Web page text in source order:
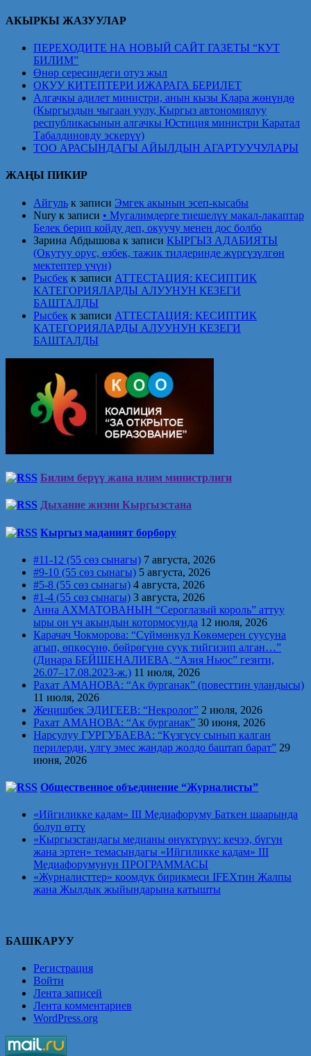
АКЫРКЫ ЖАЗУУЛАР
ПЕРЕХОДИТЕ НА НОВЫЙ САЙТ ГАЗЕТЫ “КУТ
БИЛИМ”
Өнөр сересиндеги отуз жыл
ОКУУ КИТЕПТЕРИ ИЖАРАГА БЕРИЛЕТ
Алгачкы адилет министри, анын кызы Клара жөнүндө
(Кыргыздын чыгаан уулу, Кыргыз автономиялуу
республикасынын алгачкы Юстиция министри Каратал
Табалдиновду эскерүү)
ТОО АРАСЫНДАГЫ АЙЫЛДЫН АГАРТУУЧУЛАРЫ
ЖАҢЫ ПИКИР
Айгуль к записи Эмгек акынын эсеп-кысабы
Nury к записи • Мугалимдерге тиешелүү макал-лакаптар
Белек берип койду деп, окуучу менен дос болбо
Зарина Абдышова к записи КЫРГЫЗ АДАБИЯТЫ
(Окутуу орус, өзбек, тажик тилдеринде жүргүзүлгөн
мектептер үчүн)
Рысбек к записи АТТЕСТАЦИЯ: КЕСИПТИК
КАТЕГОРИЯЛАРДЫ АЛУУНУН КЕЗЕГИ
БАШТАЛДЫ
Рысбек к записи АТТЕСТАЦИЯ: КЕСИПТИК
КАТЕГОРИЯЛАРДЫ АЛУУНУН КЕЗЕГИ
БАШТАЛДЫ
Билим берүү жана илим министрлиги
Дыхание жизни Кыргызстана
Кыргыз маданият борбору
#11-12 (55 сөз сынагы) 7 августа, 2026
#9-10 (55 сөз сынагы) 5 августа, 2026
#5-8 (55 сөз сынагы) 4 августа, 2026
#1-4 (55 сөз сынагы) 3 августа, 2026
Анна АХМАТОВАНЫН “Сероглазый король” аттуу
ыры он үч акындын котормосунда 12 июля, 2026
Карачач Чокморова: “Сүймөнкул Көкөмерен суусуна
агып, өпкөсүнө, бөйрөгүнө суук тийгизип алган…”
(Динара БЕЙШЕНАЛИЕВА, “Азия Ньюс” гезити,
26.07–17.08.2023-ж.) 11 июля, 2026
Рахат АМАНОВА: “Ак бурганак” (повесттин уландысы)
11 июля, 2026
Жеңишбек ЭДИГЕЕВ: “Некролог” 2 июля, 2026
Рахат АМАНОВА: “Ак бурганак” 30 июня, 2026
Нарсулуу ГУРГУБАЕВА: “Күзгүсү сынып калган
перилерди, үлгү эмес жандар жолдо баштап барат” 29
июня, 2026
Общественное объединение “Журналисты”
«Ийгиликке кадам» III Медиафоруму Баткен шаарында
болуп өттү
«Кыргызстандагы медианы өнүктүрүү: кечээ, бүгүн
жана эртеӊ» темасындагы «Ийгиликке кадам» III
Медиафорумунун ПРОГРАММАСЫ
«Журналисттер» коомдук бирикмеси IFEXтин Жалпы
жана Жылдык жыйындарына катышты
БАШКАРУУ
Регистрация
Войти
Лента записей
Лента комментариев
WordPress.org